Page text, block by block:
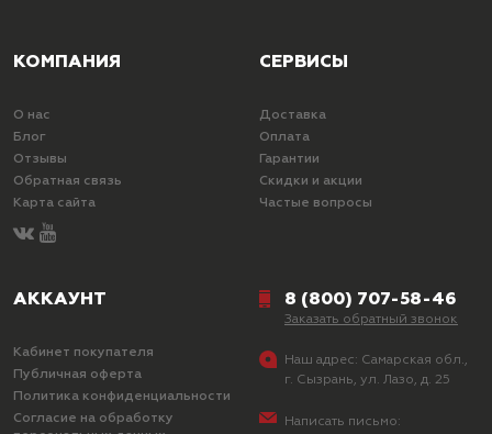
КОМПАНИЯ
О нас
Блог
Отзывы
Обратная связь
Карта сайта
СЕРВИСЫ
Доставка
Оплата
Гарантии
Скидки и акции
Частые вопросы
АККАУНТ
Кабинет покупателя
Публичная оферта
Политика конфиденциальности
Согласие на обработку
8 (800) 707-58-46
Заказать обратный звонок
Наш адрес: Самарская обл.,
г. Сызрань, ул. Лазо, д. 25
Написать письмо: